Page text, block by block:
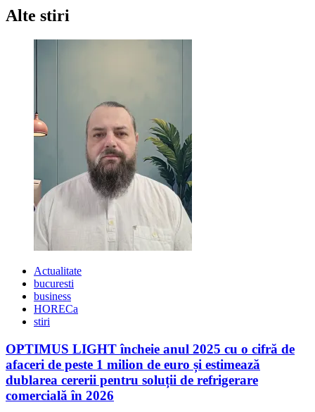
BucateGustoase.ro
Alte stiri
Actualitate
bucuresti
business
HORECa
stiri
OPTIMUS LIGHT încheie anul 2025 cu o cifră de
afaceri de peste 1 milion de euro și estimează
dublarea cererii pentru soluții de refrigerare
comercială în 2026